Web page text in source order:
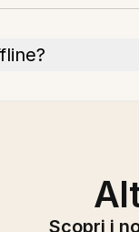
Scopri i